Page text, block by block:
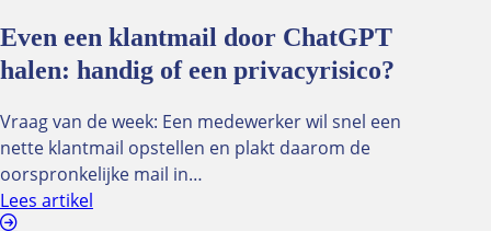
Even een klantmail door ChatGPT
halen: handig of een privacyrisico?
Vraag van de week: Een medewerker wil snel een
nette klantmail opstellen en plakt daarom de
oorspronkelijke mail in…
Lees artikel